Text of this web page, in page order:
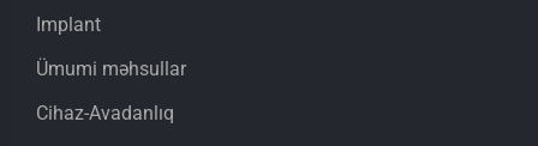
Implant
Ümumi məhsullar
Cihaz-Avadanlıq